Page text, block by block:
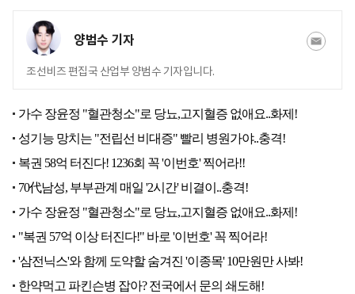
양범수 기자
조선비즈 편집국 산업부 양범수 기자입니다.